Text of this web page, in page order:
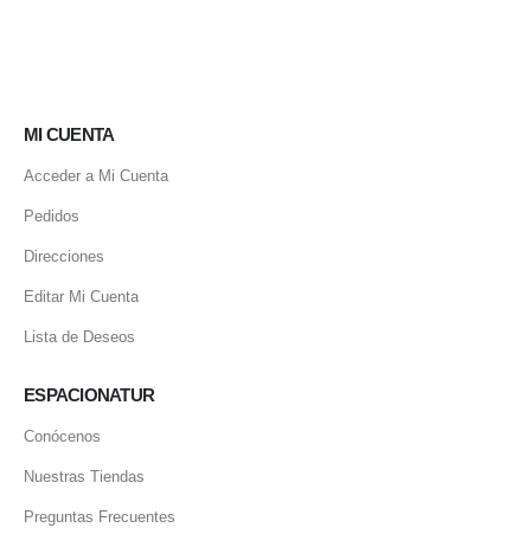
MI CUENTA
Acceder a Mi Cuenta
Pedidos
Direcciones
Editar Mi Cuenta
Lista de Deseos
ESPACIONATUR
Conócenos
Nuestras Tiendas
Preguntas Frecuentes